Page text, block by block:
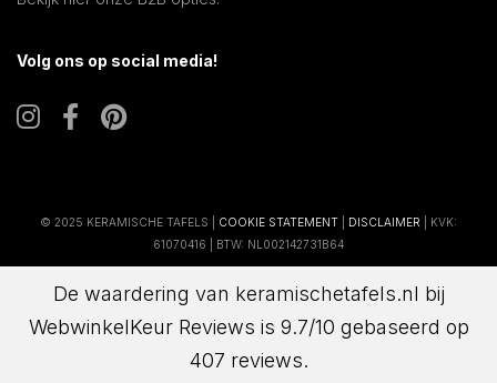
Volg ons op social media!
© 2025 KERAMISCHE TAFELS | COOKIE STATEMENT DISCLAIMER | KVK:
61070416 | BTW: NL002142731B64
De waardering van keramischetafels.nl bij
WebwinkelKeur Reviews is 9.7/10 gebaseerd op
407 reviews.